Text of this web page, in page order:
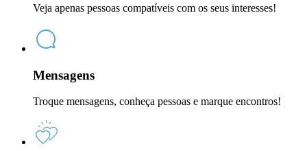
Veja apenas pessoas compatíveis com os seus interesses!
Mensagens
Troque mensagens, conheça pessoas e marque encontros!